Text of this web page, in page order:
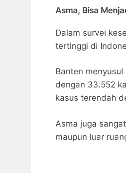
Asma, Bisa
Dalam survei
tertinggi di
Banten
dengan 33.552
kasus terendah
Asma juga
maupun luar